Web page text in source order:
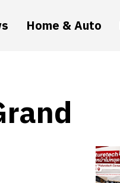
Home & Auto